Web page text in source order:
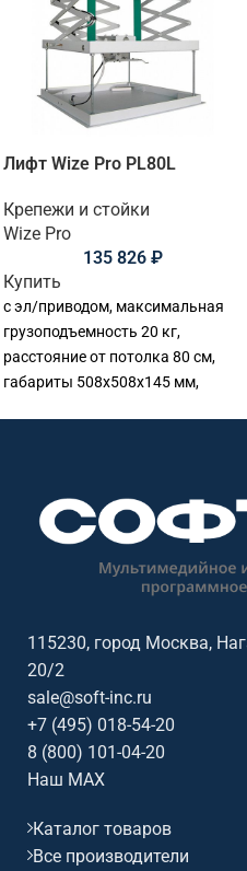
Лифт Wize Pro PL80L
Крепежи и стойки
Wize Pro
135 826 ₽
Купить
с эл/приводом, максимальная
грузоподъемность 20 кг,
расстояние от потолка 80 см,
габариты 508х508х145 мм,
115230, город Москва,
20/2
sale@soft-inc.ru
+7 (495) 018-54-20
8 (800) 101-04-20
Наш MAX
Каталог товаров
Все производители